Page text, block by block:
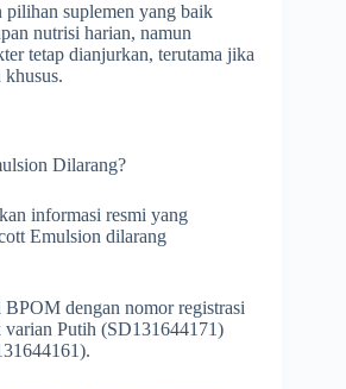
pilihan suplemen yang baik
nutrisi harian, namun
tetap dianjurkan, terutama jika
khusus.
Dilarang?
informasi resmi yang
Emulsion dilarang
dengan nomor registrasi
Putih (SD131644171)